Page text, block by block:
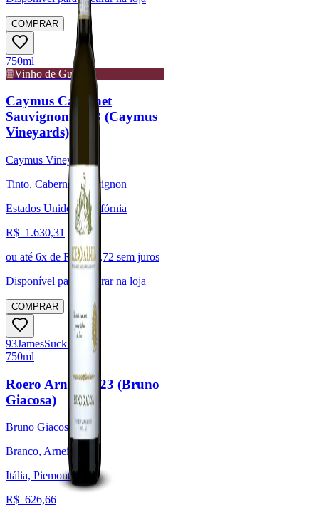
COMPRAR
750ml
Vinho de Guarda
Caymus Cabernet
Sauvignon 2023 (Caymus
Vineyards)
Caymus Vineyards
Tinto, Cabernet Sauvignon
Estados Unidos, Califórnia
R$ 1.630,31
ou até 6x de R$ 271,72 sem juros
Disponível para:
Retirar na loja
COMPRAR
93JamesSuckling
750ml
Roero Arneis 2023 (Bruno
Giacosa)
Bruno Giacosa
Branco, Arneis
Itália, Piemonte
R$ 626,66